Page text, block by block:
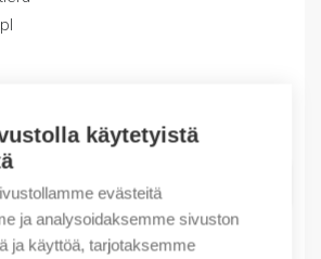
käytetyistä
evästeitä
ja analysoidaksemme sivuston
ja käyttöä, tarjotaksemme
LISÄÄ OSTOSKORIIN